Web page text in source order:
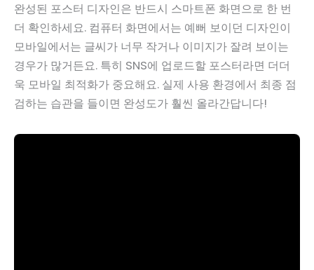
완성된 포스터 디자인은 반드시 스마트폰 화면으로 한 번
더 확인하세요. 컴퓨터 화면에서는 예뻐 보이던 디자인이
모바일에서는 글씨가 너무 작거나 이미지가 잘려 보이는
경우가 많거든요. 특히 SNS에 업로드할 포스터라면 더더
욱 모바일 최적화가 중요해요. 실제 사용 환경에서 최종 점
검하는 습관을 들이면 완성도가 훨씬 올라간답니다!